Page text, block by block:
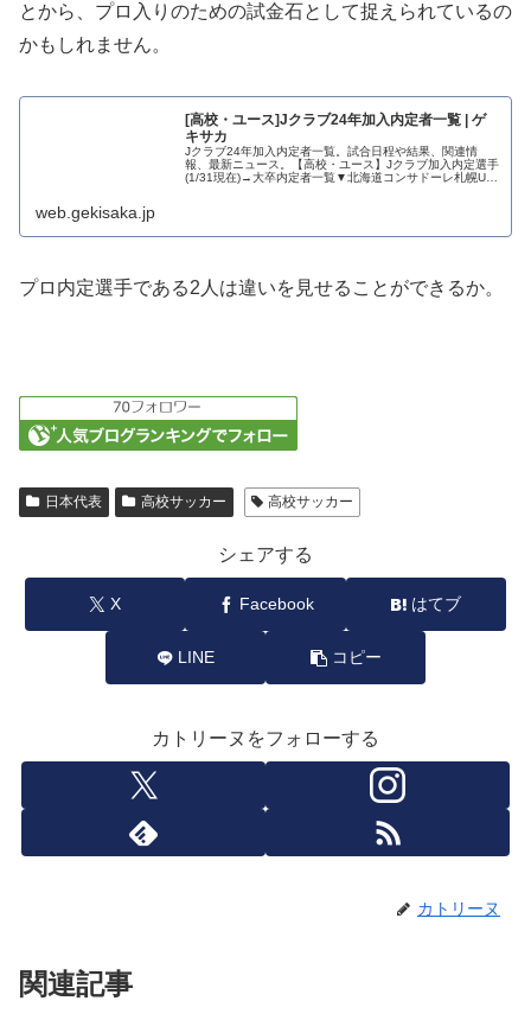
とから、プロ入りのための試金石として捉えられているの
かもしれません。
[高校・ユース]Jクラブ24年加入内定者一覧 | ゲ
キサカ
Jクラブ24年加入内定者一覧。試合日程や結果、関連情
報、最新ニュース。【高校・ユース】Jクラブ加入内定選手
(1/31現在)→大卒内定者一覧▼北海道コンサドーレ札幌U-
web.gekisaka.jp
プロ内定選手である2人は違いを見せることができるか。
日本代表 高校サッカー 高校サッカー
シェアする
X Facebook はてブ
LINE コピー
カトリーヌをフォローする
カトリーヌ
関連記事